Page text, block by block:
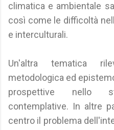
climatica e ambientale
così come le difficoltà
e interculturali.
Un'altra tematica
metodologica ed
prospettive nello
contemplative. In altre
centro il problema